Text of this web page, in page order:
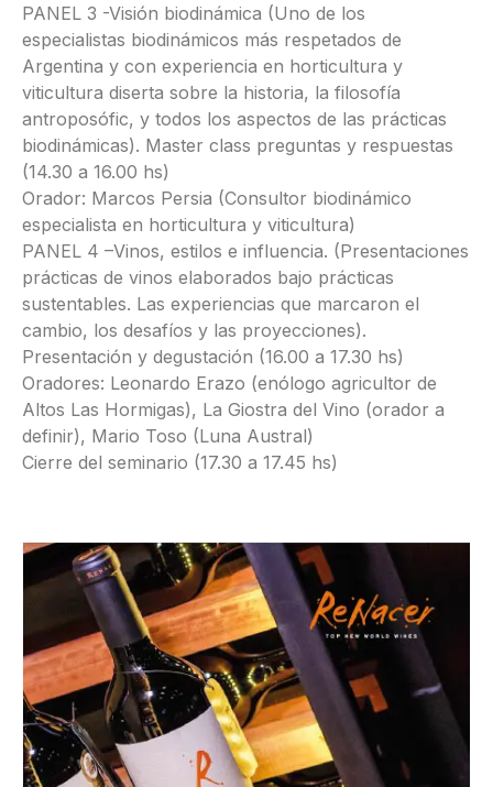
PANEL 3 -Visión biodinámica (Uno de los
especialistas biodinámicos más respetados de
Argentina y con experiencia en horticultura y
viticultura diserta sobre la historia, la filosofía
antroposófic, y todos los aspectos de las prácticas
biodinámicas). Master class preguntas y respuestas
(14.30 a 16.00 hs)
Orador: Marcos Persia (Consultor biodinámico
especialista en horticultura y viticultura)
PANEL 4 –Vinos, estilos e influencia. (Presentaciones
prácticas de vinos elaborados bajo prácticas
sustentables. Las experiencias que marcaron el
cambio, los desafíos y las proyecciones).
Presentación y degustación (16.00 a 17.30 hs)
Oradores: Leonardo Erazo (enólogo agricultor de
Altos Las Hormigas), La Giostra del Vino (orador a
definir), Mario Toso (Luna Austral)
Cierre del seminario (17.30 a 17.45 hs)